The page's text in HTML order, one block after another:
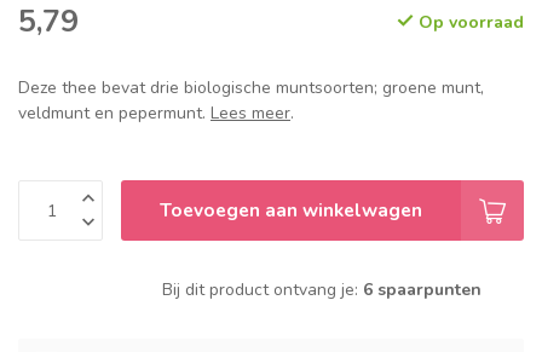
5,79 Op voorraad
Deze thee bevat drie biologische muntsoorten; groene munt,
veldmunt en pepermunt. Lees meer.
Toevoegen aan winkelwagen
Bij dit product ontvang je: 6 spaarpunten